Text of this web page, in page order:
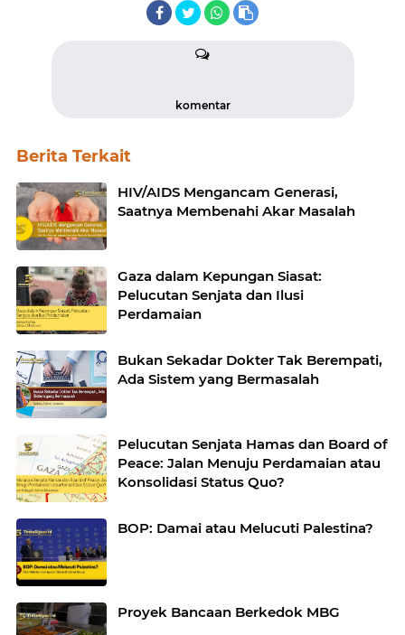
komentar
Berita Terkait
HIV/AIDS Mengancam Generasi,
Saatnya Membenahi Akar Masalah
Gaza dalam Kepungan Siasat:
Pelucutan Senjata dan Ilusi
Perdamaian
Bukan Sekadar Dokter Tak Berempati,
Ada Sistem yang Bermasalah
Pelucutan Senjata Hamas dan Board of
Peace: Jalan Menuju Perdamaian atau
Konsolidasi Status Quo?
BOP: Damai atau Melucuti Palestina?
Proyek Bancaan Berkedok MBG